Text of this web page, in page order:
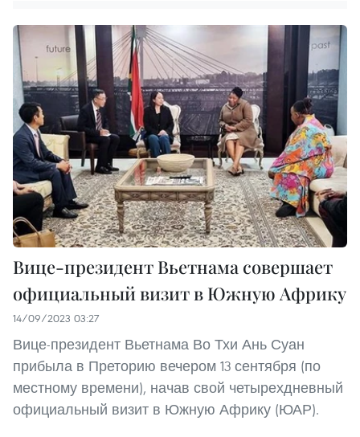
Вице-президент Вьетнама совершает
официальный визит в Южную Африку
14/09/2023 03:27
Вице-президент Вьетнама Во Тхи Ань Суан
прибыла в Преторию вечером 13 сентября (по
местному времени), начав свой четырехдневный
официальный визит в Южную Африку (ЮАР).